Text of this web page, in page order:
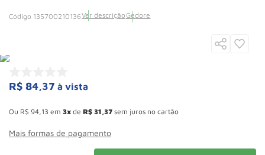
135700210136Ver descriçãoGedore
R$ 84,37 à vista
Ou R$ 94 13 em 3 de R$ 31 37 sem juros no cartão
Mais formas de pagamento
8 º Talha
9º Paleteira
10 º Rodizio